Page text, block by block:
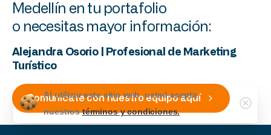
Medellín en tu portafolio
o necesitas mayor información:
Alejandra Osorio Profesional de Marketing
Turístico
Comunicate con nuestro equipo aquí
Al utilizar este sitio web, usted acepta
nuestrostérminos y condiciones.